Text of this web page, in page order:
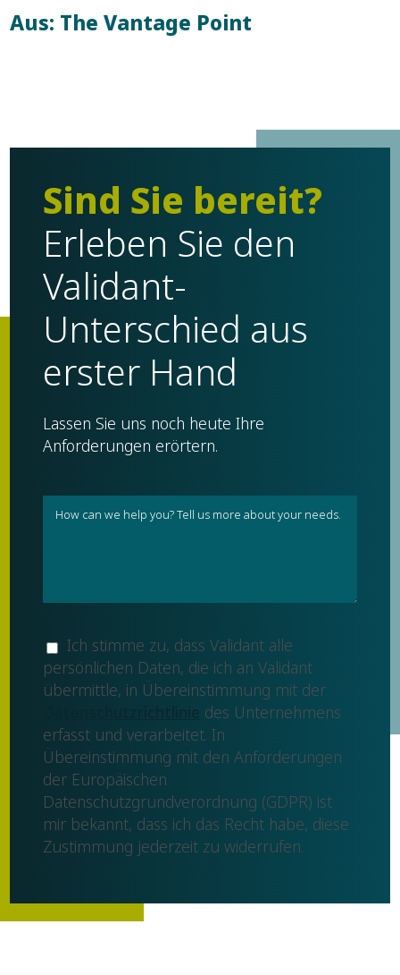
Aus: The Vantage Point
Sind Sie bereit?
Erleben Sie den
Validant-
Unterschied aus
erster Hand
Lassen Sie uns noch heute Ihre
Anforderungen erörtern.
Ich stimme zu, dass Validant alle
persönlichen Daten, die ich an Validant
übermittle, in Übereinstimmung mit der
des Unternehmens
erfasst und verarbeitet. In
Übereinstimmung mit den Anforderungen
der Europäischen
Datenschutzgrundverordnung (GDPR) ist
mir bekannt, dass ich das Recht habe, diese
Zustimmung jederzeit zu widerrufen.